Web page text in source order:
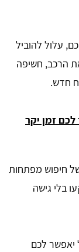
עלול להוביל
הרכב, חשיפה
חדש.
זמן יקר
של חיפוש מפתחות
בלי גישה
יאפשר לכם